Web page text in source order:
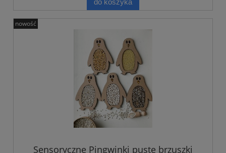
Sensoryczne Pingwinki puste brzuszki
nowość